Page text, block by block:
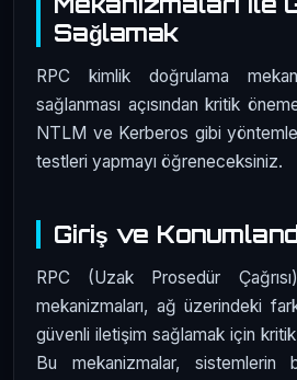
Sağlamak
RPC kimlik doğrulama
sağlanması açısından kritik
NTLM ve Kerberos gibi
testleri yapmayı öğreneceksiniz.
Giriş ve
RPC (Uzak Prosedür
mekanizmaları, ağ üzerindeki
güvenli iletişim sağlamak için
Bu mekanizmalar, sistemlerin